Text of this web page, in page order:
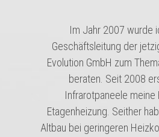
Im Jahr 2007 wurde
Geschäftsleitung der
Evolution GmbH zum
beraten. Seit 2008
Infrarotpaneele meine
Etagenheizung. Seither
Altbau bei geringeren